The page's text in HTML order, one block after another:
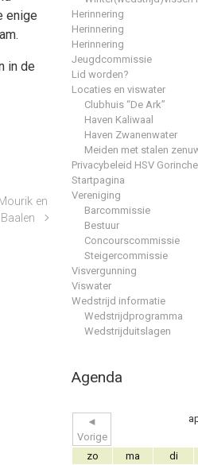
enige
in de
en
Herinnering
Herinnering
Herinnering
Jeugdcommissie
Lid worden?
Locaties en viswater
Clubhuis “De Ark”
Haven Kaliwaal
Haven Zwanenwater
Meiden met stalen
Privacybeleid HSV
Startpagina
Vereniging
Barcommissie
Bestuur
Concourscommissie
Steigercommissie
Visvergunning
Viswater
Wedstrijd informatie
Wedstrijdprogramma
Wedstrijduitslagen
Agenda
◄
Vorige
zo
ma di